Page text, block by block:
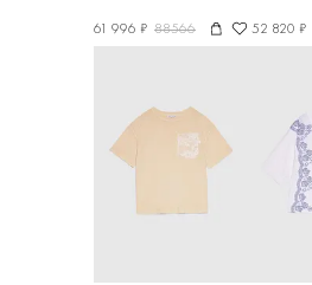
61 996 ₽ 88566 52 820 ₽